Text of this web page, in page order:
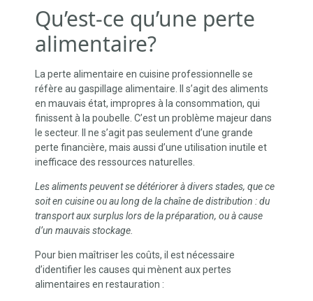
Qu’est-ce qu’une perte
alimentaire?
La perte alimentaire en cuisine professionnelle se
réfère au gaspillage alimentaire. Il s’agit des aliments
en mauvais état, impropres à la consommation, qui
finissent à la poubelle. C’est un problème majeur dans
le secteur. Il ne s’agit pas seulement d’une grande
perte financière, mais aussi d’une utilisation inutile et
inefficace des ressources naturelles.
Les aliments peuvent se détériorer à divers stades, que ce
soit en cuisine ou au long de la chaîne de distribution : du
transport aux surplus lors de la préparation, ou à cause
d’un mauvais stockage.
Pour bien maîtriser les coûts, il est nécessaire
d’identifier les causes qui mènent aux pertes
alimentaires en restauration :